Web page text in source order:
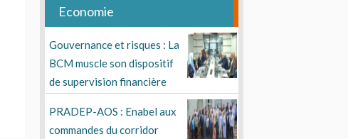
Economie
Gouvernance et risques : La
BCM muscle son dispositif
de supervision financière
PRADEP-AOS : Enabel aux
commandes du corridor